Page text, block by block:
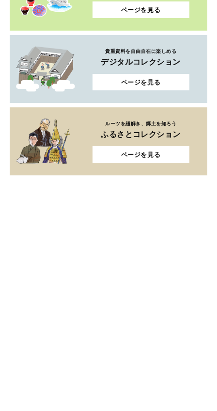
ページを見る
貴重資料を自由自在に楽しめる
デジタルコレクション
ページを見る
ルーツを紐解き、郷土を知ろう
ふるさとコレクション
ページを見る